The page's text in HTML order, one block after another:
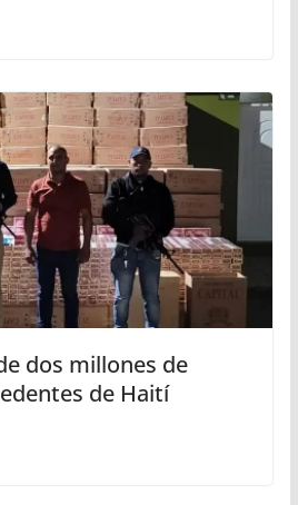
dos millones de
de Haití